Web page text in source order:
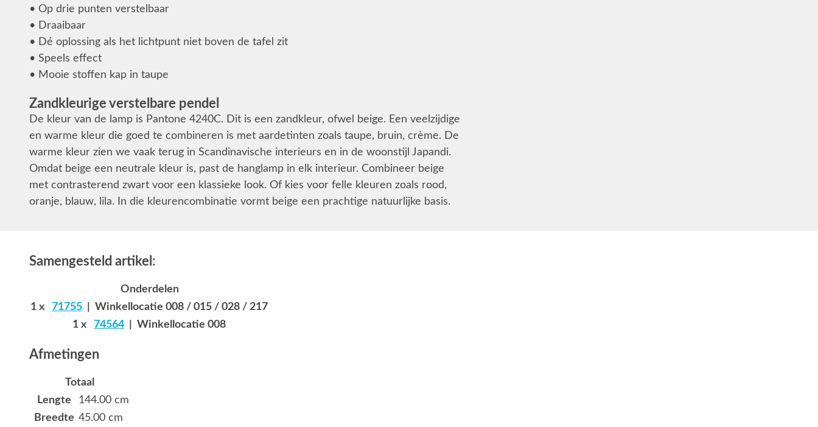
• Op drie punten verstelbaar
• Draaibaar
• Dé oplossing als het lichtpunt niet boven de tafel zit
• Speels effect
• Mooie stoffen kap in taupe
Zandkleurige verstelbare pendel
De kleur van de lamp is Pantone 4240C. Dit is een zandkleur, ofwel beige. Een veelzijdige
en warme kleur die goed te combineren is met aardetinten zoals taupe, bruin, crème. De
warme kleur zien we vaak terug in Scandinavische interieurs en in de woonstijl Japandi.
Omdat beige een neutrale kleur is, past de hanglamp in elk interieur. Combineer beige
met contrasterend zwart voor een klassieke look. Of kies voor felle kleuren zoals rood,
oranje, blauw, lila. In die kleurencombinatie vormt beige een prachtige natuurlijke basis.
Samengesteld artikel:
Onderdelen
1 x 71755 | Winkellocatie 008 / 015 / 028 / 217
1 x 74564 | Winkellocatie 008
Afmetingen
Totaal
Lengte
144.00 cm
Breedte 45.00 cm